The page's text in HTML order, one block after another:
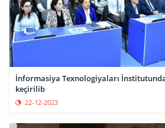
İnformasiya Texnologiyaları
keçirilib
22-12-2023